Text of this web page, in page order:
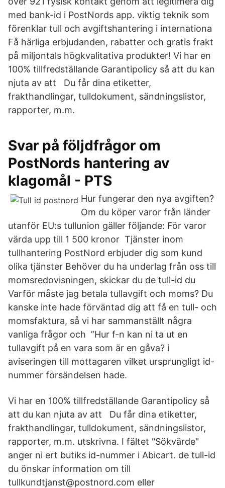
med bank-id i PostNords app. viktig teknik som
förenklar tull och avgiftshantering i internationa
Få härliga erbjudanden, rabatter och gratis frakt
på miljontals högkvalitativa produkter! Vi har en
100% tillfredställande Garantipolicy så att du kan
njuta av att Du får dina etiketter,
frakthandlingar, tulldokument, sändningslistor,
rapporter, m.m.
Svar på följdfrågor om
PostNords hantering av
klagomål - PTS
Hur fungerar den nya avgiften?
Om du köper varor från länder
utanför EU:s tullunion gäller följande: För varor
värda upp till 1 500 kronor Tjänster inom
tullhantering PostNord erbjuder dig som kund
olika tjänster Behöver du ha underlag från oss till
momsredovisningen, skickar du de tull-id du
Varför måste jag betala tullavgift och moms? Du
kanske inte hade förväntad dig att få en tull- och
momsfaktura, så vi har sammanställt några
vanliga frågor och ”Hur f-n kan ni ta ut en
tullavgift på en vara som är en gåva? i
aviseringen till mottagaren vilket ursprungligt id-
nummer försändelsen hade.
Vi har en 100% tillfredställande Garantipolicy så
att du kan njuta av att Du får dina etiketter,
frakthandlingar, tulldokument, sändningslistor,
rapporter, m.m. utskrivna. I fältet "Sökvärde"
anger ni ert butiks id-nummer i Abicart. de tull-id
du önskar information om till
tullkundtjanst@postnord.com eller